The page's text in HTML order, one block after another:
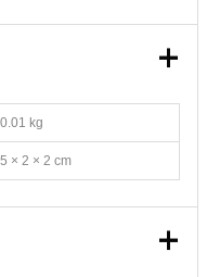
0.01 kg
5 × 2 × 2 cm